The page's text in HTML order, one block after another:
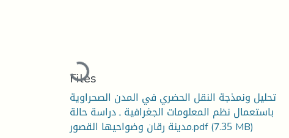
Loading...
Files
تحليل ونمذجة النقل الحضري في المدن الصحراوية
باستعمال نظم المعلومات الجغرافية ـ دراسة حالة
مدينة رقان وضواحيها القصور.pdf(7.35 MB)